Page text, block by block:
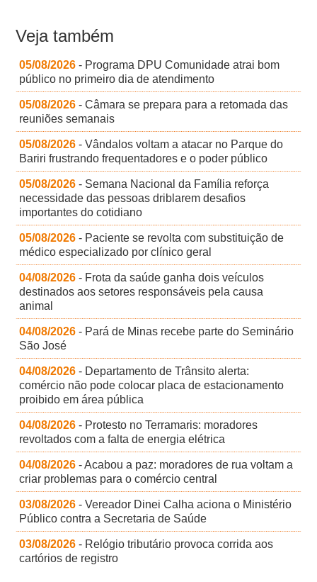
Veja também
05/08/2026 - Programa DPU Comunidade atrai bom
público no primeiro dia de atendimento
05/08/2026 - Câmara se prepara para a retomada das
reuniões semanais
05/08/2026 - Vândalos voltam a atacar no Parque do
Bariri frustrando frequentadores e o poder público
05/08/2026 - Semana Nacional da Família reforça
necessidade das pessoas driblarem desafios
importantes do cotidiano
05/08/2026 - Paciente se revolta com substituição de
médico especializado por clínico geral
04/08/2026 - Frota da saúde ganha dois veículos
destinados aos setores responsáveis pela causa
animal
04/08/2026 - Pará de Minas recebe parte do Seminário
São José
04/08/2026 - Departamento de Trânsito alerta:
comércio não pode colocar placa de estacionamento
proibido em área pública
04/08/2026 - Protesto no Terramaris: moradores
revoltados com a falta de energia elétrica
04/08/2026 - Acabou a paz: moradores de rua voltam a
criar problemas para o comércio central
03/08/2026 - Vereador Dinei Calha aciona o Ministério
Público contra a Secretaria de Saúde
03/08/2026 - Relógio tributário provoca corrida aos
cartórios de registro